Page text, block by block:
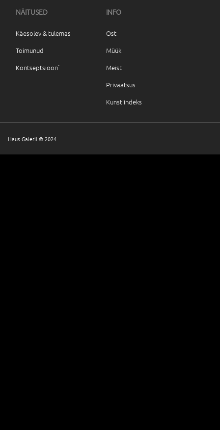
NÄITUSED
Käesolev & tulemas
Toimunud
Kontseptsioon`
INFO
Ost
Müük
Meist
Privaatsus
Kunstiindeks
Haus Galerii © 2024